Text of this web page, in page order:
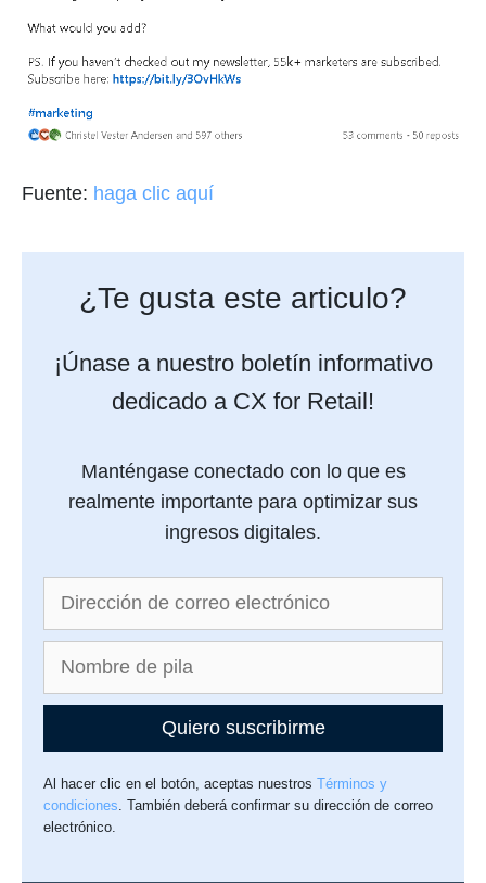
Fuente: haga clic aquí
¿Te gusta este articulo?
¡Únase a nuestro boletín informativo
dedicado a CX for Retail!
Manténgase conectado con lo que es
realmente importante para optimizar sus
ingresos digitales.
Quiero suscribirme
Al hacer clic en el botón, aceptas nuestrosTérminos y
condiciones . También deberá confirmar su dirección de correo
electrónico.